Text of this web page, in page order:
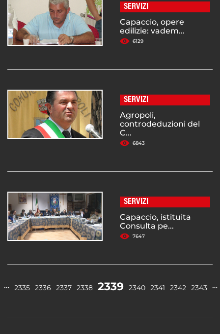
SERVIZI
Capaccio, opere
edilizie: vadem...
6129
SERVIZI
Agropoli,
controdeduzioni del
C...
6843
SERVIZI
Capaccio, istituita
Consulta pe...
7647
… 2335 2336 2337 2338 2339 2340 2341 2342 2343 …